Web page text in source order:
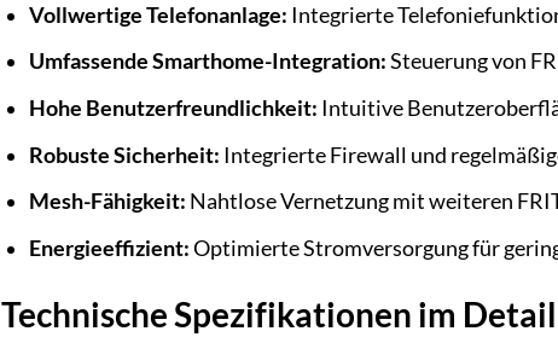
Vollwertige Telefonanlage: Integrierte
Umfassende Smarthome-Integration:Steuerung von
Hohe Benutzerfreundlichkeit: Intuitive
Robuste Sicherheit: Integrierte Firewall und
Mesh-Fähigkeit: Nahtlose Vernetzung mit weiteren
Energieeffizient:Optimierte Stromversorgung für
Technische Spezifikationen im Detail